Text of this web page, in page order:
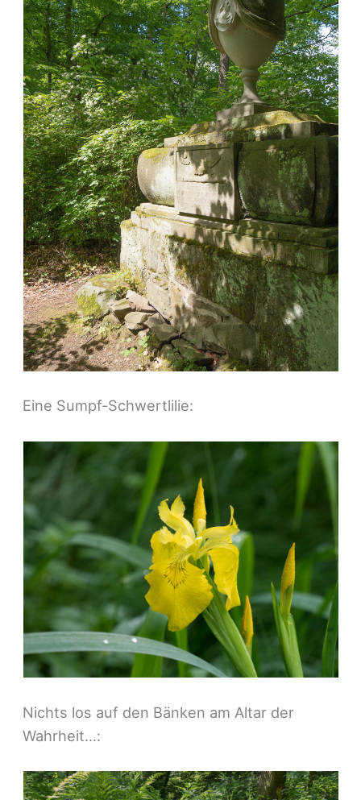
Eine Sumpf-Schwertlilie:
Nichts los auf den Bänken am Altar der
Wahrheit…: